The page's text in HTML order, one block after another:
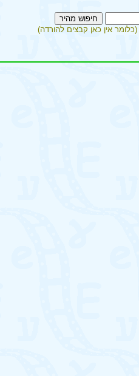
(כלומר אין כאן קבצים להורדה)